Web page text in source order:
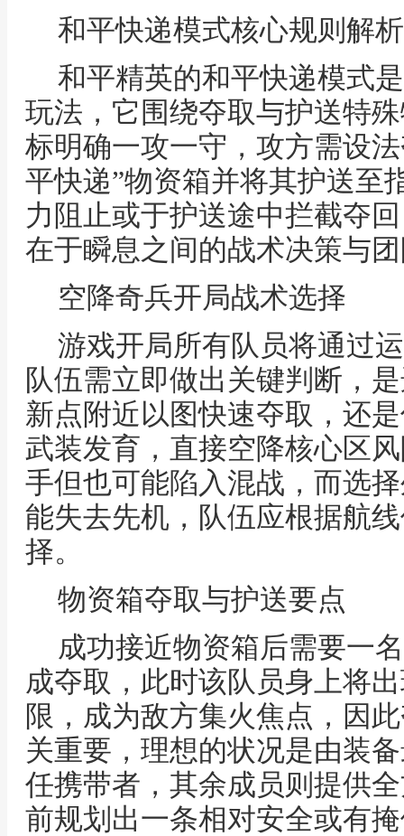
和平快递模式核心规则解析
和平精英的和平快递模式
玩法，它围绕夺取与护送特
标明确一攻一守，攻方需设
平快递”物资箱并将其护送至
力阻止或于护送途中拦截夺
在于瞬息之间的战术决策与
空降奇兵开局战术选择
游戏开局所有队员将通过
队伍需立即做出关键判断，
新点附近以图快速夺取，还
武装发育，直接空降核心区
手但也可能陷入混战，而选
能失去先机，队伍应根据航
择。
物资箱夺取与护送要点
成功接近物资箱后需要一
成夺取，此时该队员身上将
限，成为敌方集火焦点，因
关重要，理想的状况是由装
任携带者，其余成员则提供
前规划出一条相对安全或有